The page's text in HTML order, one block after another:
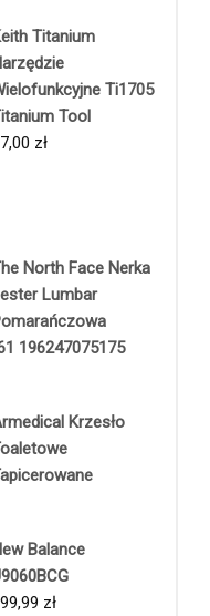
Titanium
Ti1705
Tool
zł
North Face Nerka
Lumbar
196247075175
Krzesło
Balance
zł